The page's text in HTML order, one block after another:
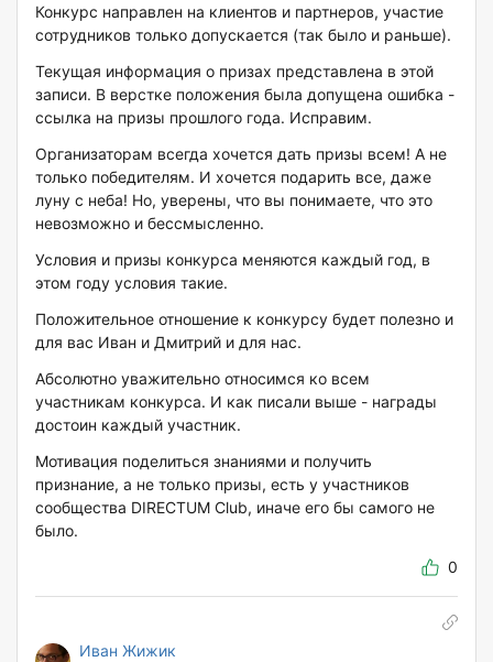
Конкурс направлен на клиентов и партнеров, участие
сотрудников только допускается (так было и раньше).
Текущая информация о призах представлена в этой
записи. В верстке положения была допущена ошибка -
ссылка на призы прошлого года. Исправим.
Организаторам всегда хочется дать призы всем! А не
только победителям. И хочется подарить все, даже
луну с неба! Но, уверены, что вы понимаете, что это
невозможно и бессмысленно.
Условия и призы конкурса меняются каждый год, в
этом году условия такие.
Положительное отношение к конкурсу будет полезно и
для вас Иван и Дмитрий и для нас.
Абсолютно уважительно относимся ко всем
участникам конкурса. И как писали выше - награды
достоин каждый участник.
Мотивация поделиться знаниями и получить
признание, а не только призы, есть у участников
сообщества DIRECTUM Club, иначе его бы самого не
было.
0
Иван Жижик